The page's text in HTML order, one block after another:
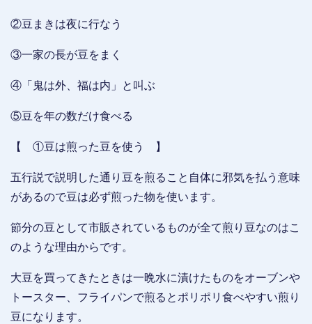
②豆まきは夜に行なう
③一家の長が豆をまく
④「鬼は外、福は内」と叫ぶ
⑤豆を年の数だけ食べる
【 ①豆は煎った豆を使う 】
五行説で説明した通り豆を煎ること自体に邪気を払う意味
があるので豆は必ず煎った物を使います。
節分の豆として市販されているものが全て煎り豆なのはこ
のような理由からです。
大豆を買ってきたときは一晩水に漬けたものをオーブンや
トースター、フライパンで煎るとポリポリ食べやすい煎り
豆になります。